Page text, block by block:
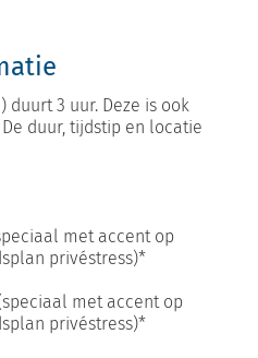
duurt 3 uur. Deze is ook
duur, tijdstip en locatie
met accent op
privéstress)*
met accent op
privéstress)*